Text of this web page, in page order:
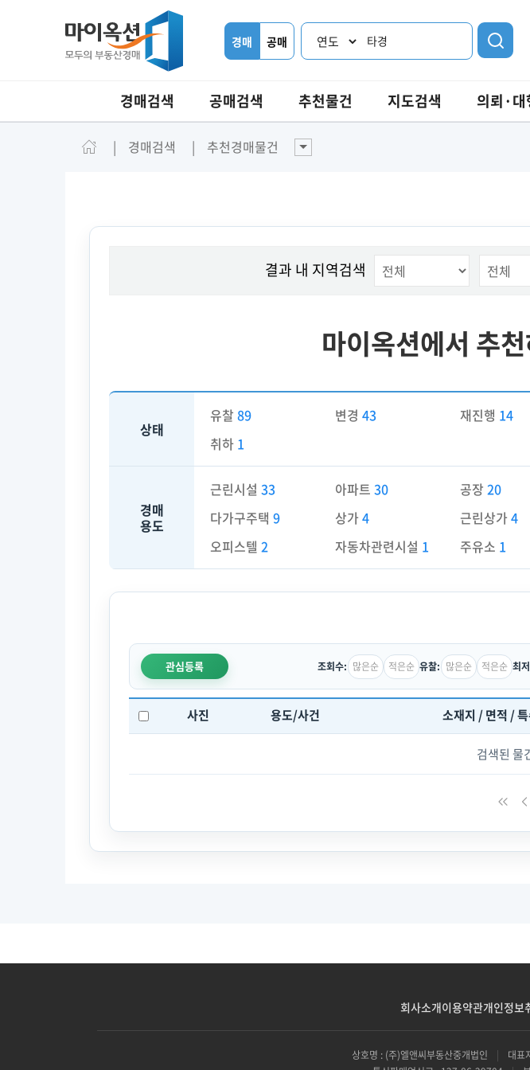
경매 공매 타경
경매검색 공매검색 추천물건 지도검색 의뢰·대
경매검색 추천경매물건
결과 내 지역검색
마이옥션에서 추
상태
유찰 89 변경43 재진행 14
취하 1
경매
용도
근린시설 33 아파트30 공장20
다가구주택 9 상가4 근린상가4
오피스텔 2 자동차관련시설 1 주유소 1
관심등록 조회수: 많은순 적은순 유찰: 많은순 적은순 최
사진 용도/사건 소재지 / 면적 /
검색된 물
회사소개이용약관개인정보
상호명 : (주)엘앤씨부동산중개법인 | 대표